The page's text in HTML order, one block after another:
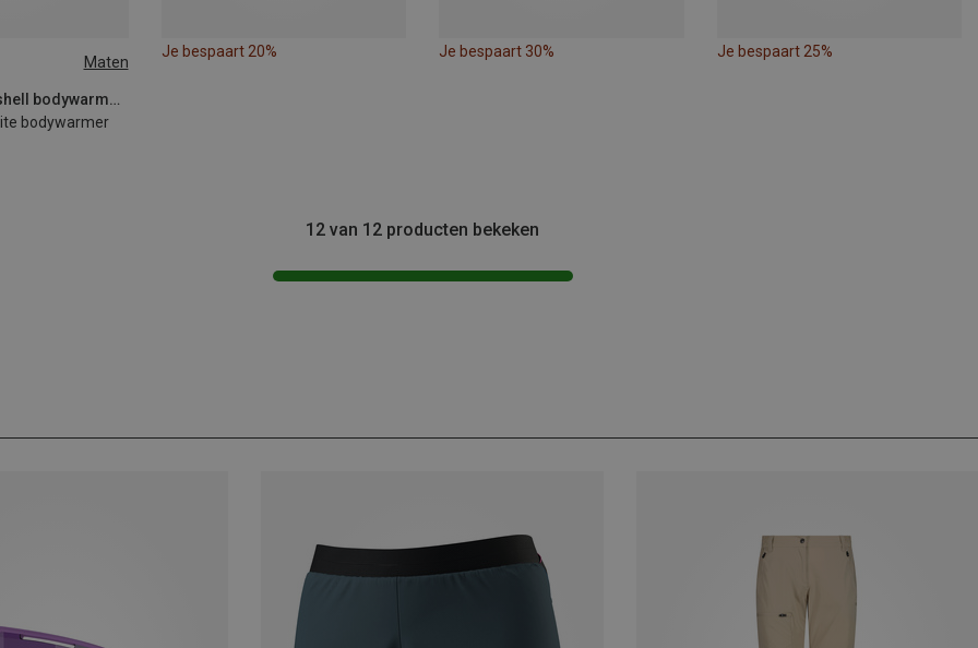
Maten
Fjällräven | Softshell bodywarmers
bodywarmer
Je bespaart 20% Je bespaart 30% Je bespaart 25%
12 van 12 producten bekeken